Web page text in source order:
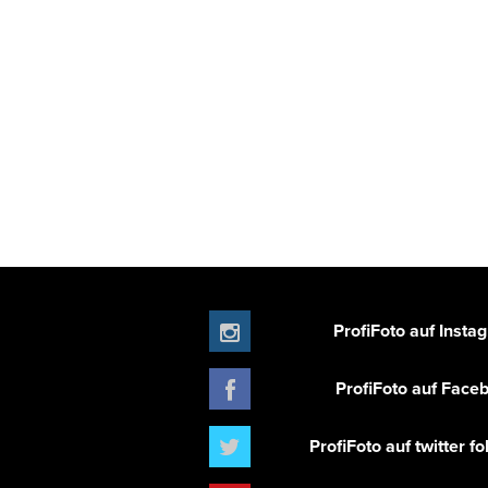
ProfiFoto auf
ProfiFoto auf
ProfiFoto auf twitter